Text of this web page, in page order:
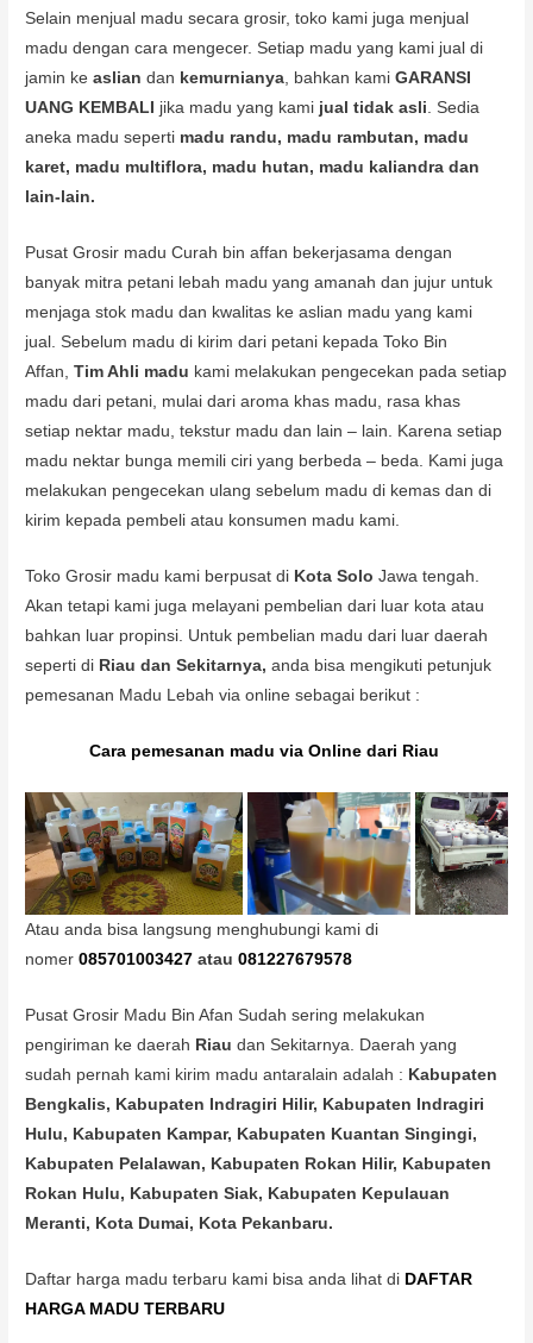
Selain menjual madu secara grosir, toko kami juga menjual
madu dengan cara mengecer. Setiap madu yang kami jual di
jamin keaslian dan kemurnianya, bahkan kamiGARANSI
UANG KEMBALI jika madu yang kami jual tidak asli. Sedia
aneka madu seperti madu randu, madu rambutan, madu
karet, madu multiflora, madu hutan, madu kaliandra dan
lain-lain.
Pusat Grosir madu Curah bin affan bekerjasama dengan
banyak mitra petani lebah madu yang amanah dan jujur untuk
menjaga stok madu dan kwalitas ke aslian madu yang kami
jual. Sebelum madu di kirim dari petani kepada Toko Bin
Affan,Tim Ahli madu kami melakukan pengecekan pada setiap
madu dari petani, mulai dari aroma khas madu, rasa khas
setiap nektar madu, tekstur madu dan lain – lain. Karena setiap
madu nektar bunga memili ciri yang berbeda – beda. Kami juga
melakukan pengecekan ulang sebelum madu di kemas dan di
kirim kepada pembeli atau konsumen madu kami.
Toko Grosir madu kami berpusat di Kota Solo Jawa tengah.
Akan tetapi kami juga melayani pembelian dari luar kota atau
bahkan luar propinsi. Untuk pembelian madu dari luar daerah
seperti di Riau dan Sekitarnya,anda bisa mengikuti petunjuk
pemesanan Madu Lebah via online sebagai berikut :
Cara pemesanan madu via Online dari Riau
Atau anda bisa langsung menghubungi kami di
nomer085701003427 atau081227679578
Pusat Grosir Madu Bin Afan Sudah sering melakukan
pengiriman ke daerah Riaudan Sekitarnya. Daerah yang
sudah pernah kami kirim madu antaralain adalah : Kabupaten
Bengkalis, Kabupaten Indragiri Hilir, Kabupaten Indragiri
Hulu, Kabupaten Kampar, Kabupaten Kuantan Singingi,
Kabupaten Pelalawan, Kabupaten Rokan Hilir, Kabupaten
Rokan Hulu, Kabupaten Siak, Kabupaten Kepulauan
Meranti, Kota Dumai, Kota Pekanbaru.
Daftar harga madu terbaru kami bisa anda lihat di DAFTAR
HARGA MADU TERBARU